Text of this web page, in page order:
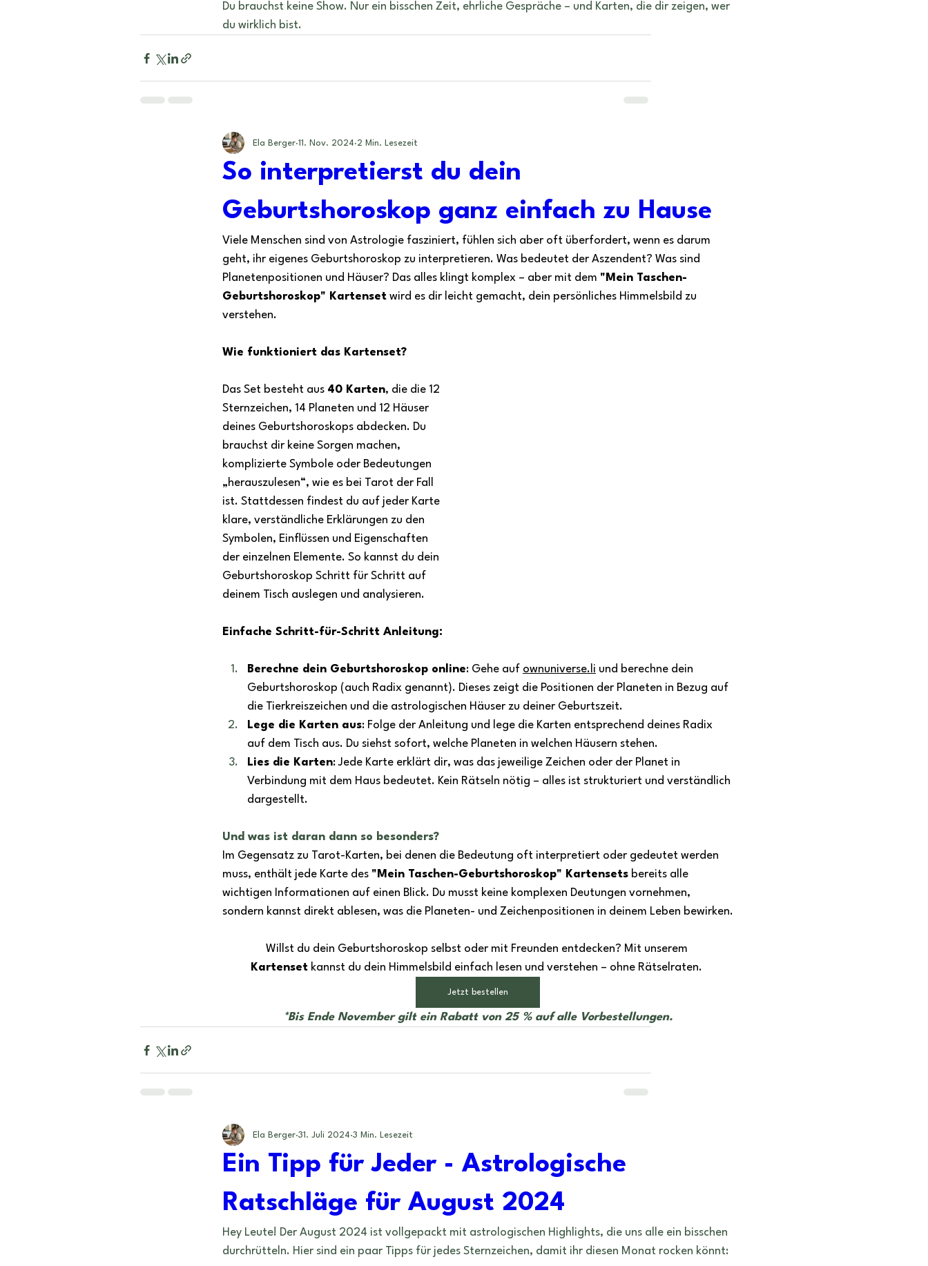
Du brauchst keine Show. Nur ein bisschen Zeit, ehrliche Gespräche – und Karten, die dir zeigen, wer
du wirklich bist.
So interpretierst du dein
Geburtshoroskop ganz einfach zu Hause
Ela Berger 11. Nov. 2024 2 Min. Lesezeit
Viele Menschen sind von Astrologie fasziniert, fühlen sich aber oft überfordert, wenn es darum
geht, ihr eigenes Geburtshoroskop zu interpretieren. Was bedeutet der Aszendent? Was sind
Planetenpositionen und Häuser? Das alles klingt komplex – aber mit dem "Mein Taschen-
Geburtshoroskop" Kartenset wird es dir leicht gemacht, dein persönliches Himmelsbild zu
verstehen.
Wie funktioniert das Kartenset?
Das Set besteht aus 40 Karten, die die 12
Sternzeichen, 14 Planeten und 12 Häuser
deines Geburtshoroskops abdecken. Du
brauchst dir keine Sorgen machen,
komplizierte Symbole oder Bedeutungen
„herauszulesen“, wie es bei Tarot der Fall
ist. Stattdessen findest du auf jeder Karte
klare, verständliche Erklärungen zu den
Symbolen, Einflüssen und Eigenschaften
der einzelnen Elemente. So kannst du dein
Geburtshoroskop Schritt für Schritt auf
deinem Tisch auslegen und analysieren.
Einfache Schritt-für-Schritt Anleitung:
Berechne dein Geburtshoroskop online: Gehe auf ownuniverse.li und berechne dein
Geburtshoroskop (auch Radix genannt). Dieses zeigt die Positionen der Planeten in Bezug auf
die Tierkreiszeichen und die astrologischen Häuser zu deiner Geburtszeit.
Lege die Karten aus: Folge der Anleitung und lege die Karten entsprechend deines Radix
auf dem Tisch aus. Du siehst sofort, welche Planeten in welchen Häusern stehen.
Lies die Karten: Jede Karte erklärt dir, was das jeweilige Zeichen oder der Planet in
Verbindung mit dem Haus bedeutet. Kein Rätseln nötig – alles ist strukturiert und verständlich
dargestellt.
Und was ist daran dann so besonders?
Im Gegensatz zu Tarot-Karten, bei denen die Bedeutung oft interpretiert oder gedeutet werden
muss, enthält jede Karte des "Mein Taschen-Geburtshoroskop" Kartensets bereits alle
wichtigen Informationen auf einen Blick. Du musst keine komplexen Deutungen vornehmen,
sondern kannst direkt ablesen, was die Planeten- und Zeichenpositionen in deinem Leben bewirken.
Willst du dein Geburtshoroskop selbst oder mit Freunden entdecken? Mit unserem
Kartenset kannst du dein Himmelsbild einfach lesen und verstehen – ohne Rätselraten.
Jetzt bestellen
*Bis Ende November gilt ein Rabatt von 25 % auf alle Vorbestellungen.
Ein Tipp für Jeder - Astrologische
Ratschläge für August 2024
Ela Berger 31. Juli 2024 3 Min. Lesezeit
Hey Leute! Der August 2024 ist vollgepackt mit astrologischen Highlights, die uns alle ein bisschen
durchrütteln. Hier sind ein paar Tipps für jedes Sternzeichen, damit ihr diesen Monat rocken könnt: